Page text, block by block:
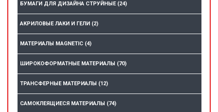
БУМАГИ ДЛЯ ДИЗАЙНА СТРУЙНЫЕ (24)
АКРИЛОВЫЕ ЛАКИ И ГЕЛИ (2)
МАТЕРИАЛЫ MAGNETIC (4)
ШИРОКОФОРМАТНЫЕ МАТЕРИАЛЫ (70)
ТРАНСФЕРНЫЕ МАТЕРИАЛЫ (12)
САМОКЛЕЯЩИЕСЯ МАТЕРИАЛЫ (74)